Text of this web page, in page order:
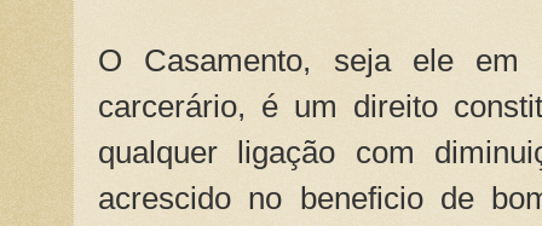
O Casamento, seja ele em
carcerário, é um direito
qualquer ligação com
acrescido no beneficio de